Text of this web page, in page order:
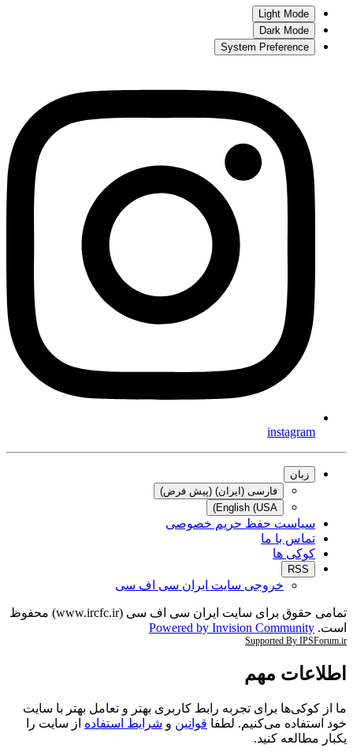
Light Mode
Dark Mode
System Preference
instagram
زبان
فارسی (ایران) (پیش فرض)
English (USA)
سیاست حفظ حریم خصوصی
تماس با ما
کوکی ها
RSS
خروجی سایت ایران سی اف سی
تمامی حقوق برای سایت ایران سی اف سی (www.ircfc.ir) محفوظ
است. Powered by Invision Community
Supported By IPSForum.ir
اطلاعات مهم
ما از کوکی‌ها برای تجربه رابط کاربری بهتر و تعامل بهتر با سایت
خود استفاده می‌کنیم. لطفا قوانین و شرایط استفاده از سایت را
یکبار مطالعه کنید.